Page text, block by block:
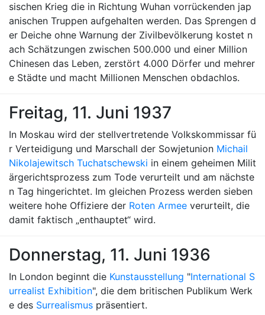
sischen Krieg die in Richtung Wuhan vorrückenden jap
anischen Truppen aufgehalten werden. Das Sprengen d
er Deiche ohne Warnung der Zivilbevölkerung kostet n
ach Schätzungen zwischen 500.000 und einer Million
Chinesen das Leben, zerstört 4.000 Dörfer und mehrer
e Städte und macht Millionen Menschen obdachlos.
Freitag, 11. Juni 1937
In Moskau wird der stellvertretende Volkskommissar fü
r Verteidigung und Marschall der Sowjetunion Michail
Nikolajewitsch Tuchatschewski in einem geheimen Milit
ärgerichtsprozess zum Tode verurteilt und am nächste
n Tag hingerichtet. Im gleichen Prozess werden sieben
weitere hohe Offiziere der Roten Armee verurteilt, die
damit faktisch „enthauptet“ wird.
Donnerstag, 11. Juni 1936
In London beginnt die Kunstausstellung "International S
urrealist Exhibition", die dem britischen Publikum Werk
e des Surrealismus präsentiert.